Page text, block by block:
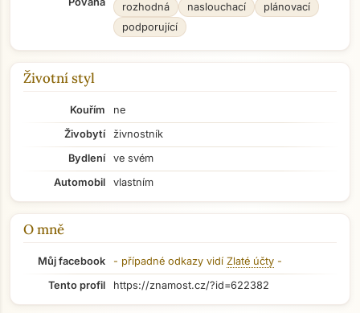
rozhodná naslouchací
plánovací
podporující
Životní styl
Kouřím
ne
Živobytí
živnostník
Bydlení
ve svém
Automobil
vlastním
O mně
Můj facebook - případné odkazy vidí Zlaté účty -
Tento profil
https://znamost.cz/?id=622382